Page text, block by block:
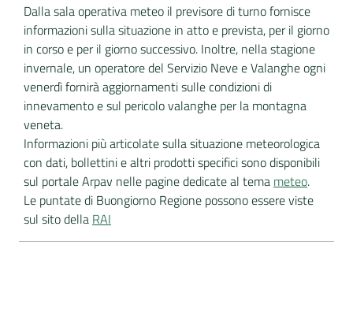
Dalla sala operativa meteo il previsore di turno fornisce
informazioni sulla situazione in atto e prevista, per il giorno
in corso e per il giorno successivo. Inoltre, nella stagione
invernale, un operatore del Servizio Neve e Valanghe ogni
venerdì fornirà aggiornamenti sulle condizioni di
innevamento e sul pericolo valanghe per la montagna
veneta.
Informazioni più articolate sulla situazione meteorologica
con dati, bollettini e altri prodotti specifici sono disponibili
sul portale Arpav nelle pagine dedicate al tema meteo.
Le puntate di Buongiorno Regione possono essere viste
sul sito della RAI